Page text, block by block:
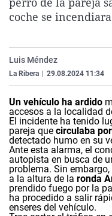
coche se incendiara
Luis Méndez
La Ribera 29.08.2024 11:34
Un vehículo ha ardido
accesos a la localidad
El incidente ha tenido
pareja que circulaba
detectado humo en su
Ante esta alarma, el
autopista en busca de
problema. Sin
a la altura de la ronda
prendido fuego por la
ha procedido a salir
enseres del vehículo.